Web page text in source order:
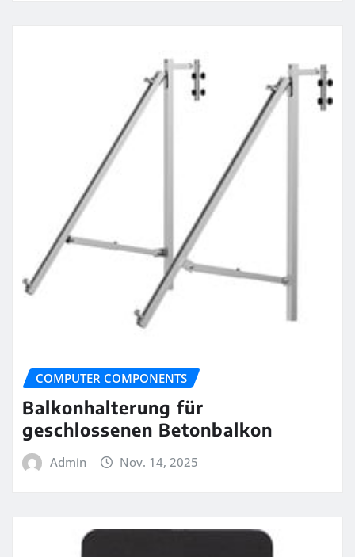
COMPUTER COMPONENTS
Balkonhalterung für
geschlossenen Betonbalkon
Admin Nov. 14, 2025